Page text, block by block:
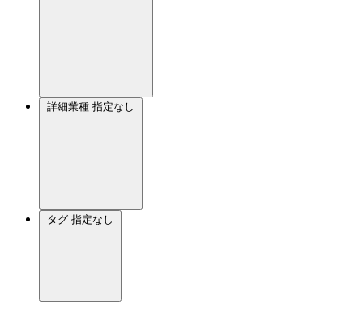
詳細業種 指定なし
タグ 指定なし